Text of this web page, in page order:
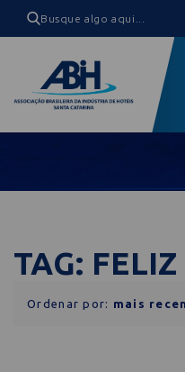
TAG:
Ordenar por: